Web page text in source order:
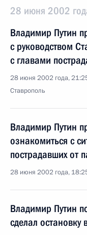
28 июня 2002
Владимир Путин
с руководством
с главами
28 июня 2002 года,
Ставрополь
Владимир Путин
ознакомиться с
пострадавших от
28 июня 2002 года,
Владимир Путин
сделал остановку